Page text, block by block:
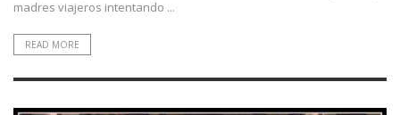
madres viajeros intentando ...
READ MORE